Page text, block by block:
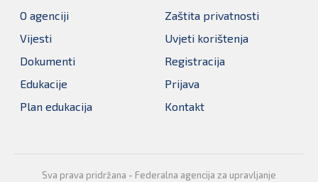
O agenciji
Vijesti
Dokumenti
Edukacije
Plan edukacija
Zaštita privatnosti
Uvjeti korištenja
Registracija
Prijava
Kontakt
Sva prava pridržana - Federalna agencija za upravljanje